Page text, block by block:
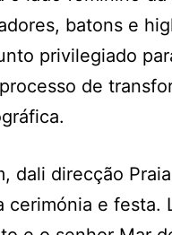
batons e
privilegiado
de
dali direcção
cerimónia e festa.